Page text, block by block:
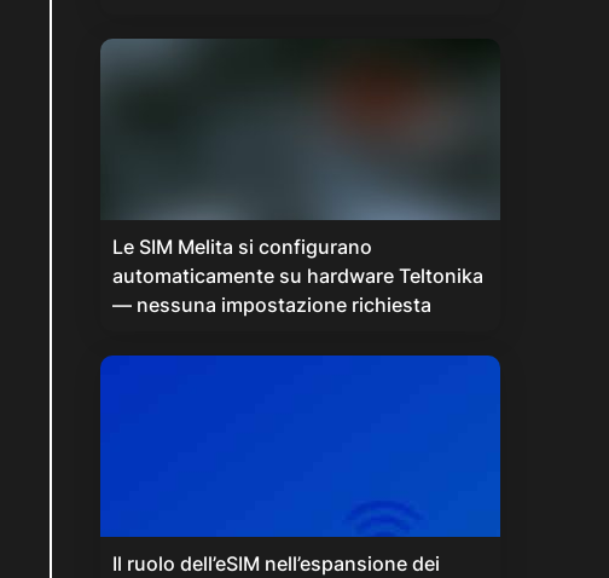
Le SIM Melita si configurano
automaticamente su hardware Teltonika
— nessuna impostazione richiesta
Il ruolo dell’eSIM nell’espansione dei